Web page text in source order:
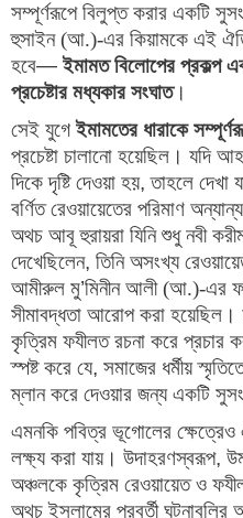
সম্পূর্ণরূপে বিলুপ্ত করার একটি
হুসাইন (আ.)-এর কিয়ামকে এই
হবে— ইমামত বিলোপের প্রকল্প
প্রচেষ্টার মধ্যকার সংঘাত।
সেই যুগে ইমামতের ধারাকে
প্রচেষ্টা চালানো হয়েছিল। যদি
দিকে দৃষ্টি দেওয়া হয়,তাহলে দেখা
বর্ণিত রেওয়ায়েতের পরিমাণ
অথচ আবূ হুরায়রা যিনি শুধু নবী
দেখেছিলেন, তিনি অসংখ্য
আমীরুল মু’মিনীন আলী (আ.)-এর
সীমাবদ্ধতা আরোপ করা
কৃত্রিম ফযীলত রচনা করে প্রচার
স্পষ্ট করে যে, সমাজের ধর্মীয়
ম্লান করে দেওয়ার জন্য একটি
এমনকি পবিত্র ভূগোলের ক্ষেত্রেও
লক্ষ্য করা যায়। উদাহরণস্বরূপ,
অঞ্চলকে কৃত্রিম রেওয়ায়েত ও
অথচ ইসলামের পরবর্তী